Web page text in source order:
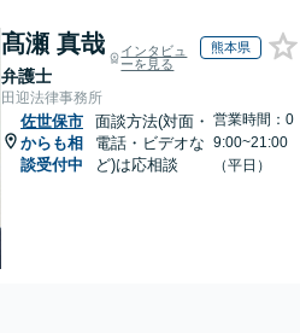
髙瀬 真哉
弁護士
インタビュ
ーを見る
熊本県
田迎法律事務所
佐世保市
からも相
談受付中
面談方法(対面・
電話・ビデオな
ど)は応相談
営業時間：0
9:00~21:00
（平日）